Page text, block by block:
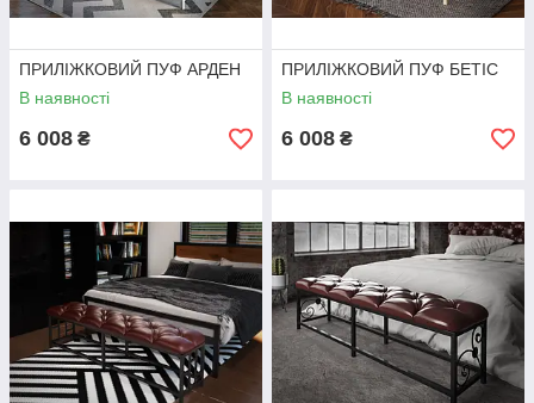
ПРИЛІЖКОВИЙ ПУФ АРДЕН
В наявності
6 008 ₴
ПРИЛІЖКОВИЙ ПУФ БЕТІС
В наявності
6 008 ₴